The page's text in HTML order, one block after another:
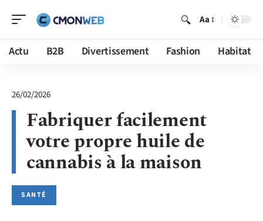
Aa
Actu B2B Divertissement Fashion Habitat
26/02/2026
Fabriquer facilement
votre propre huile de
cannabis à la maison
SANTÉ